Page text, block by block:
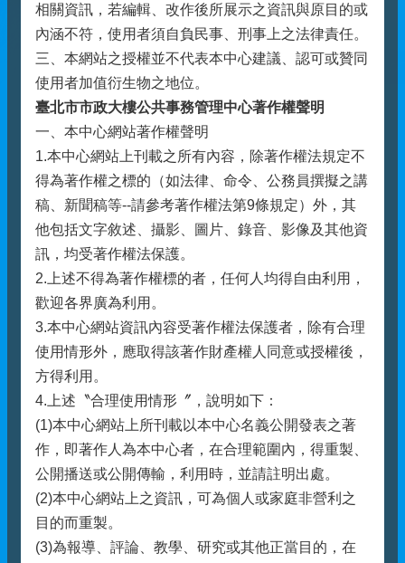
相關資訊，若編輯、改作後所展示之資訊與原目的或
內涵不符，使用者須自負民事、刑事上之法律責任。
三、本網站之授權並不代表本中心建議、認可或贊同
使用者加值衍生物之地位。
臺北市市政大樓公共事務管理中心著作權聲明
一、本中心網站著作權聲明
1.本中心網站上刊載之所有內容，除著作權法規定不
得為著作權之標的（如法律、命令、公務員撰擬之講
稿、新聞稿等--請參考著作權法第9條規定）外，其
他包括文字敘述、攝影、圖片、錄音、影像及其他資
訊，均受著作權法保護。
2.上述不得為著作權標的者，任何人均得自由利用，
歡迎各界廣為利用。
3.本中心網站資訊內容受著作權法保護者，除有合理
使用情形外，應取得該著作財產權人同意或授權後，
方得利用。
4.上述〝合理使用情形〞，說明如下：
(1)本中心網站上所刊載以本中心名義公開發表之著
作，即著作人為本中心者，在合理範圍內，得重製、
公開播送或公開傳輸，利用時，並請註明出處。
(2)本中心網站上之資訊，可為個人或家庭非營利之
目的而重製。
(3)為報導、評論、教學、研究或其他正當目的，在